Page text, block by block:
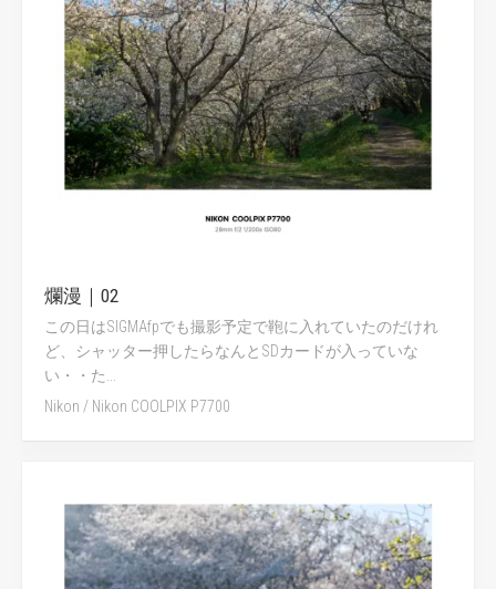
爛漫｜02
この日はSIGMAfpでも撮影予定で鞄に入れていたのだけれ
ど、シャッター押したらなんとSDカードが入っていな
い・・た...
Nikon / Nikon COOLPIX P7700